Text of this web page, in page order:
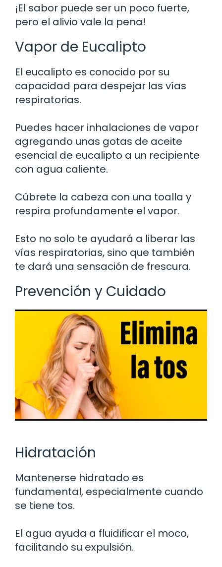
¡El sabor puede ser un poco fuerte,
pero el alivio vale la pena!
Vapor de Eucalipto
El eucalipto es conocido por su
capacidad para despejar las vías
respiratorias.
Puedes hacer inhalaciones de vapor
agregando unas gotas de aceite
esencial de eucalipto a un recipiente
con agua caliente.
Cúbrete la cabeza con una toalla y
respira profundamente el vapor.
Esto no solo te ayudará a liberar las
vías respiratorias, sino que también
te dará una sensación de frescura.
Prevención y Cuidado
Hidratación
Mantenerse hidratado es
fundamental, especialmente cuando
se tiene tos.
El agua ayuda a fluidificar el moco,
facilitando su expulsión.